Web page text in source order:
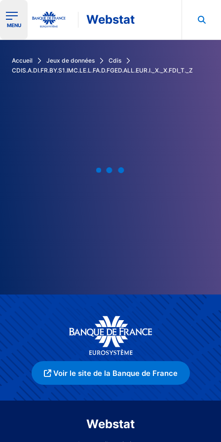
Ouvrir le menu de navigation
MENU Webstat
Accueil Jeux de données
Cdis
CDIS.A.DI.FR.BY.S1.IMC.LE.L.FA.D.FGED.ALL.EUR.I._X._X.FDI_T._Z
Voir le site de la Banque de France
Webstat